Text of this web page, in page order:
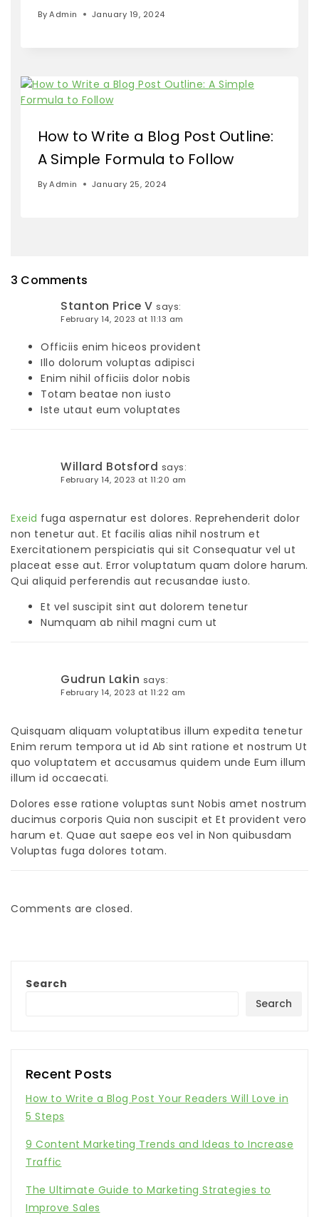
ByAdmin January 19, 2024
How to Write a Blog Post Outline:
A Simple Formula to Follow
ByAdmin January 25, 2024
3 Comments
Stanton Price V says:
February 14, 2023 at 11:13 am
Officiis enim hiceos provident
Illo dolorum voluptas adipisci
Enim nihil officiis dolor nobis
Totam beatae non iusto
Iste utaut eum voluptates
Willard Botsford says:
February 14, 2023 at 11:20 am
Exeid fuga aspernatur est dolores. Reprehenderit dolor
non tenetur aut. Et facilis alias nihil nostrum et
Exercitationem perspiciatis qui sit Consequatur vel ut
placeat esse aut. Error voluptatum quam dolore harum.
Qui aliquid perferendis aut recusandae iusto.
Et vel suscipit sint aut dolorem tenetur
Numquam ab nihil magni cum ut
Gudrun Lakin says:
February 14, 2023 at 11:22 am
Quisquam aliquam voluptatibus illum expedita tenetur
Enim rerum tempora ut id Ab sint ratione et nostrum Ut
quo voluptatem et accusamus quidem unde Eum illum
illum id occaecati.
Dolores esse ratione voluptas sunt Nobis amet nostrum
ducimus corporis Quia non suscipit et Et provident vero
harum et. Quae aut saepe eos vel in Non quibusdam
Voluptas fuga dolores totam.
Comments are closed.
Search
Search
Recent Posts
How to Write a Blog Post Your Readers Will Love in
5 Steps
9 Content Marketing Trends and Ideas to Increase
Traffic
The Ultimate Guide to Marketing Strategies to
Improve Sales